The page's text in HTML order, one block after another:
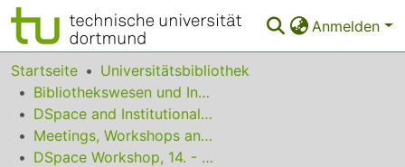
Anmelden
Bereiche & Sammlungen
Das gesamte Repositorium
Statistiken
Startseite
Universitätsbibliothek
Bibliothekswesen und Information
DSpace and Institutional Repositories
Meetings, Workshops and Conferences
DSpace Workshop, 14. - 15. März 2007 in Kassel